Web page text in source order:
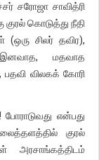
சரோஜா சாவித்ரி
கொடுத்து நீதி
சிலர் தவிர),
இனவாத, மதவாத
விலகக் கோரி
என்பது
குரல்
அரசாங்கத்திடம்